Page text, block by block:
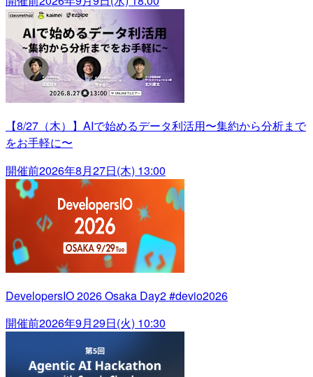
【8/27（木）】AIで始めるデータ利活用〜集約から分析まで
をお手軽に〜
開催前2026年8月27日(木) 13:00
DevelopersIO 2026 Osaka Day2 #devio2026
開催前2026年9月29日(火) 10:30